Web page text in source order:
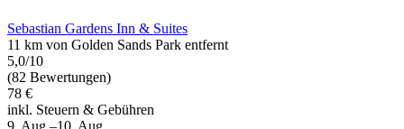
Sebastian Gardens Inn & Suites
11 km von Golden Sands Park entfernt
5,0/10
(82 Bewertungen)
78 €
inkl. Steuern & Gebühren